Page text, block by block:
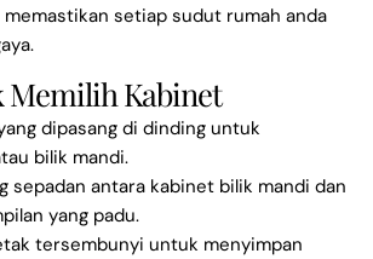
memastikan setiap sudut rumah anda
Memilih Kabinet
dipasang di dinding untuk
bilik mandi.
sepadan antara kabinet bilik mandi dan
yang padu.
tersembunyi untuk menyimpan